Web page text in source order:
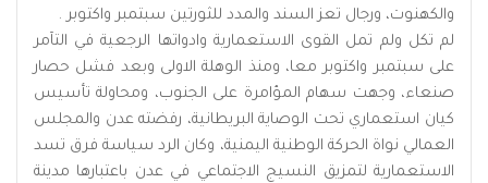
والكهنوت، ورجال تعز السند والمدد للثورتين سبتمبر واكتوبر .
لم تكل ولم تمل القوى الاستعمارية وادواتها الرجعية في التآمر
على سبتمبر واكتوبر معا، ومنذ الوهلة الاولى وبعد فشل حصار
صنعاء، وجهت سهام المؤامرة على الجنوب، ومحاولة تأسيس
كيان استعماري تحت الوصاية البريطانية، رفضته عدن والمجلس
العمالي نواة الحركة الوطنية اليمنية، وكان الرد سياسة فرق تسد
الاستعمارية لتمزيق النسيج الاجتماعي في عدن باعتبارها مدينة